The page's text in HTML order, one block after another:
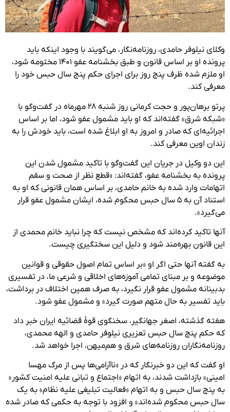
وکلای نیلوفر حامدی، روزنامه‌نگار، می‌گویند با وجود اینکه باید
پرونده او بر اساس قانون و طبق بخشنامه عفو ۱۴۰۱ مختومه شود،
او ملزم شده ظرف پنج روز برای اجرای حکم پنج سال حبس خود را
معرفی کند.
پرتو برهان‌پور و حجت کرمانی روز شنبه ۲۸ مهرماه در گفت‌وگو با
«شبکه‌ شرق» گفته‌اند که او باید مشمول عفو شود، اما بر اساس
اجرائیه‌ای که صادر و امروز به او ابلاغ شده است، باید خودش را به
زندان اوین معرفی کند.
این دو وکیل در جریان این گفت‌وگو با تاکید مشمول شدن این
پرونده به بخشنامه عفو، گفته‌اند: «قطع نظر از صحت و سقم
اتهامات وارد شده به خانم حامدی، بر اساس همان قانونی که او به
استناد آن به ۵ سال حبس محکوم شده، ایشان مشمول عفو قرار
می‌گیرد».
آنها تاکید کرده‌اند که مشخص نیست که چرا نباید خانم محمدی از
این قانون بهره‌مند شود و دلیل این سختگیری چیست.
به گفته آنها حتی اگر او «بر اساس تمام اصول حقوقی و قوانین
موضوعه و بر مبنای تمامی آموزه‌های اخلاقی و شرعی ما، در تفسیری
بدبینانه مشمول عفو قرار نگیرد، به صرف همین اختلاف در برداشت،
باید تفسیر به حال متهم صورت گیرد» و مشمول عفو شود.
هفته گذشته، اصغر جهانگیر، سخنگوی قوهٔ قضائیه ایران خبر داد
که حکم پنج سال حبس تعزیری نیلوفر حامدی و الهه محمدی،‌
روزنامه‌نگاران روزنامه‌های شرق و هم‌میهن، اجرا خواهد شد.
او گفت که این دو خبرنگار که در «ناآرامی‌ها پس از مرگ مهسا
امینی» بازداشت شدند، به اتهام «اجتماع و تبانی علیه امنیت کشور»
به پنج سال حبس و به اتهام «فعالیت تبلیغی علیه نظام» به یک
سال حبس محکوم شده‌اند» و افزود با توجه به حکمی که صادر شده